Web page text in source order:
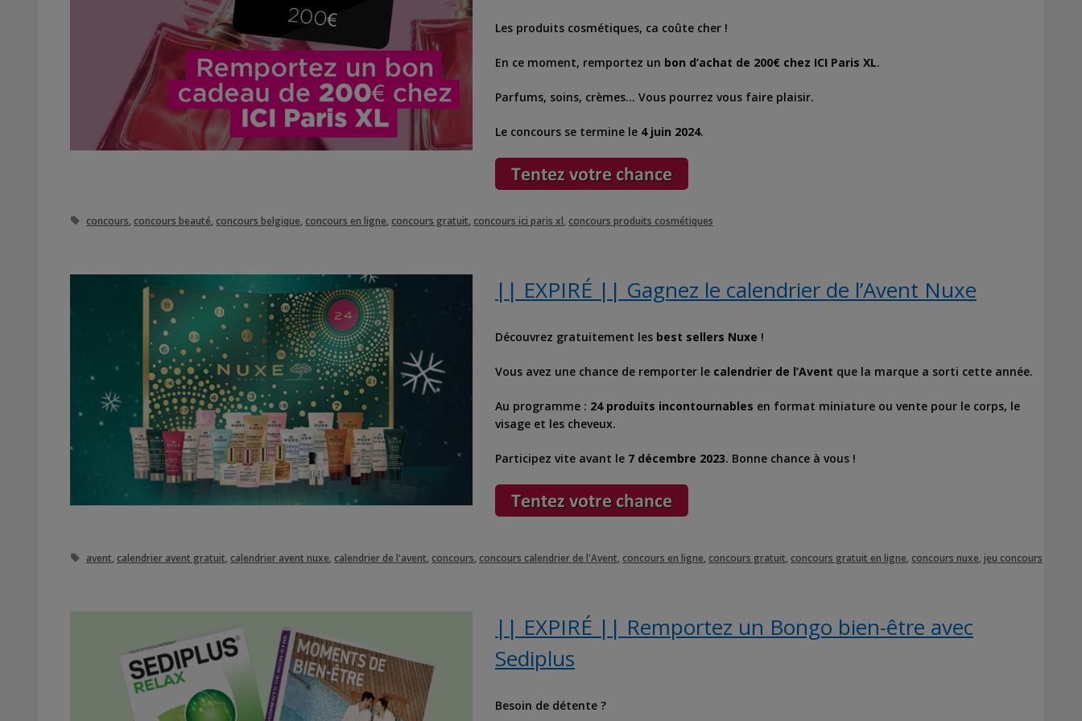
Les produits cosmétiques, ca coûte cher !
En ce moment, remportez un bon d’achat de 200€ chez ICI Paris XL.
Parfums, soins, crèmes… Vous pourrez vous faire plaisir.
Le concours se termine le 4 juin 2024.
Étiquettes
concours concours beauté concours belgique concours en ligne concours gratuit concours ici paris xl concours produits cosmétiques
|| EXPIRÉ || Gagnez le calendrier de l’Avent Nuxe
Découvrez gratuitement les best sellers Nuxe !
Vous avez une chance de remporter le calendrier de l’Avent que la marque a sorti cette année.
Au programme : 24 produits incontournables en format miniature ou vente pour le corps, le
visage et les cheveux.
Participez vite avant le 7 décembre 2023. Bonne chance à vous !
Étiquettes
avent, calendrier avent gratuit, calendrier avent nuxe, calendrier de l'avent, concours, concours calendrier de l'Avent, concours en ligne, concours gratuit, concours gratuit en ligne, concours nuxe,jeu concours
|| EXPIRÉ || Remportez un Bongo bien-être avec
Sediplus
Besoin de détente ?